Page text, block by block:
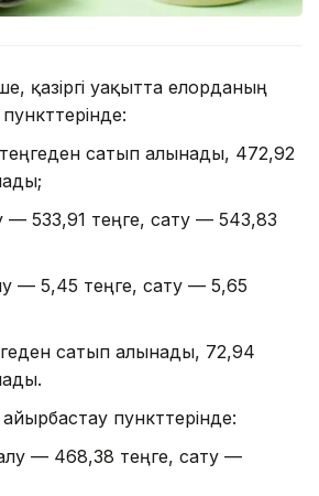
қазіргі уақытта елорданың
сатып алынады, 472,92
— 533,91 теңге, сату — 543,83
— 5,45 теңге, сату — 5,65
сатып алынады, 72,94
пункттерінде:
— 468,38 теңге, сату —